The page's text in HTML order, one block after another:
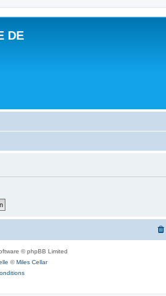
DE
© phpBB Limited
©Miles Cellar